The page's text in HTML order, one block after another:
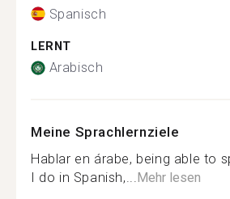
Spanisch
LERNT
Arabisch
Meine Sprachlernziele
Hablar en árabe, being able to
I do in Spanish,...Mehr lesen